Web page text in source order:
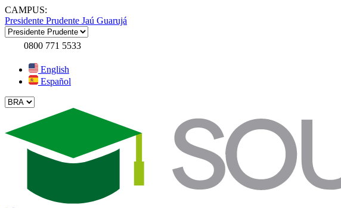
CAMPUS:
Presidente Prudente Jaú Guarujá
0800 771 5533
English
Español